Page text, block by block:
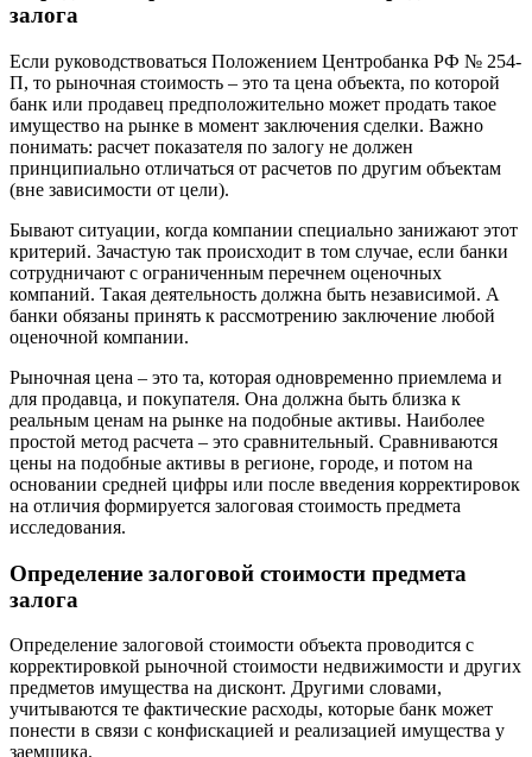
залога
Если руководствоваться Положением Центробанка РФ № 254-
П, то рыночная стоимость – это та цена объекта, по которой
банк или продавец предположительно может продать такое
имущество на рынке в момент заключения сделки. Важно
понимать: расчет показателя по залогу не должен
принципиально отличаться от расчетов по другим объектам
(вне зависимости от цели).
Бывают ситуации, когда компании специально занижают этот
критерий. Зачастую так происходит в том случае, если банки
сотрудничают с ограниченным перечнем оценочных
компаний. Такая деятельность должна быть независимой. А
банки обязаны принять к рассмотрению заключение любой
оценочной компании.
Рыночная цена – это та, которая одновременно приемлема и
для продавца, и покупателя. Она должна быть близка к
реальным ценам на рынке на подобные активы. Наиболее
простой метод расчета – это сравнительный. Сравниваются
цены на подобные активы в регионе, городе, и потом на
основании средней цифры или после введения корректировок
на отличия формируется залоговая стоимость предмета
исследования.
Определение залоговой стоимости предмета
залога
Определение залоговой стоимости объекта проводится с
корректировкой рыночной стоимости недвижимости и других
предметов имущества на дисконт. Другими словами,
учитываются те фактические расходы, которые банк может
понести в связи с конфискацией и реализацией имущества у
заемщика.